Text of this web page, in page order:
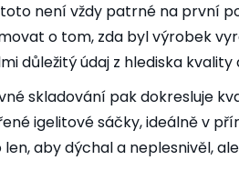
není vždy patrné na první
o tom, zda byl výrobek
důležitý údaj z hlediska kvality
skladování pak dokresluje
igelitové sáčky, ideálně v
len, aby dýchal a neplesnivěl,